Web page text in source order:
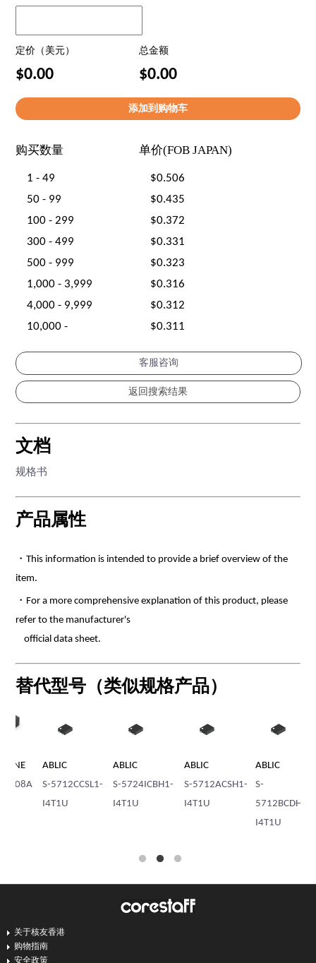
定价（美元） 总金额
$0.00 $0.00
购买数量 单价(FOB JAPAN)
1 - 49
$0.506
50 - 99
$0.435
100 - 299
$0.372
300 - 499
$0.331
500 - 999
$0.323
1,000 - 3,999
$0.316
4,000 - 9,999
$0.312
10,000 -
$0.311
客服咨询
文档
规格书
产品属性
・This information is intended to provide a brief overview of the
item.
・For a more comprehensive explanation of this product, please
refer to the manufacturer's
official data sheet.
替代型号（类似规格产品）
ABLIC
S-5724ICBH1-
I4T1U
ABLIC
S-5712ACSH1-
I4T1U
ABLIC
S-
5712BCDH1-
ABLIC
S-
5712ACDH2-
I4T1U
关于核友香港
购物指南
安全政策